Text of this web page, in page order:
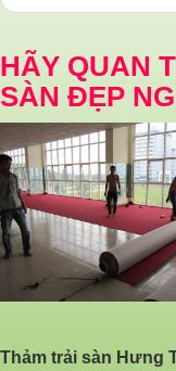
HÃY QUAN
SÀN ĐẸP
Thảm trải sàn Hưng